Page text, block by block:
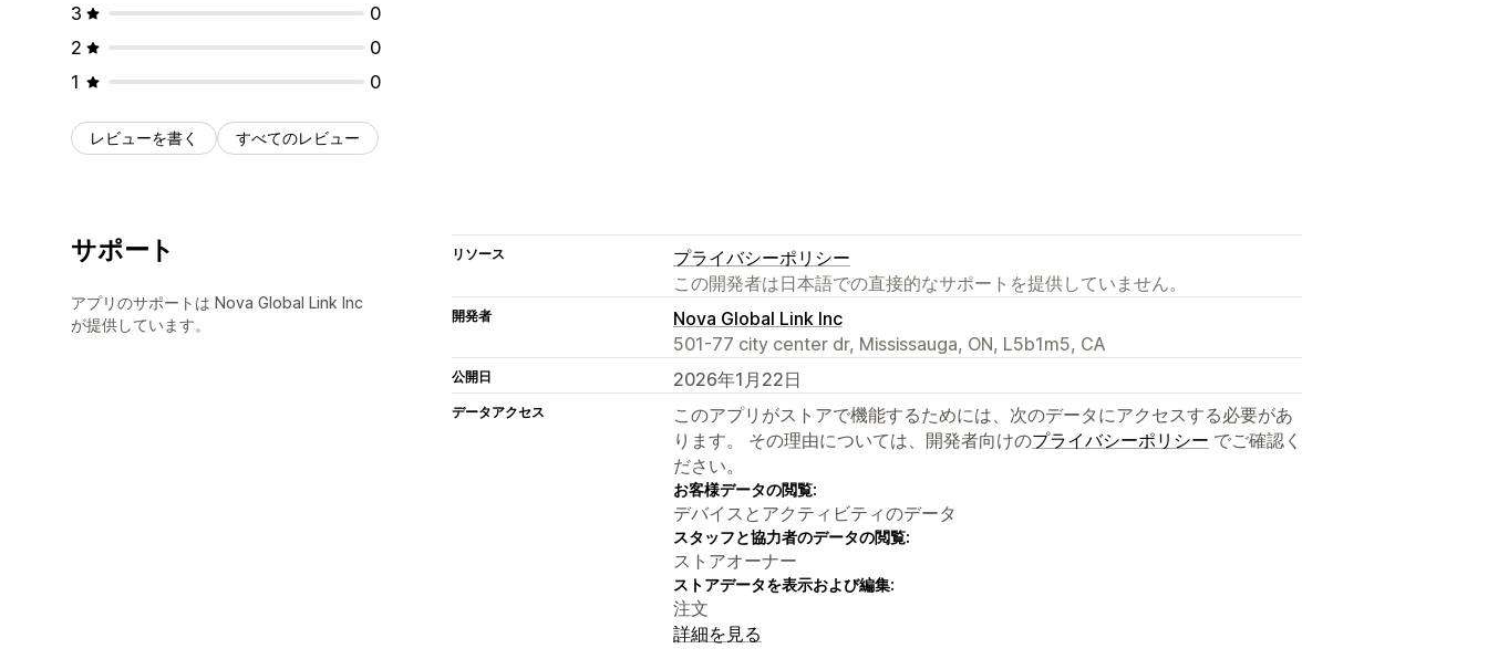
3
0
2
0
1
0
レビューを書く すべてのレビュー
サポート
アプリのサポートは Nova Global Link Inc
が提供しています。
リソース
プライバシーポリシー
この開発者は日本語での直接的なサポートを提供していません。
開発者
Nova Global Link Inc
501-77 city center dr, Mississauga, ON, L5b1m5, CA
公開日 2026年1月22日
データアクセス
このアプリがストアで機能するためには、次のデータにアクセスする必要があ
ります。 その理由については、開発者向けのプライバシーポリシー でご確認く
ださい。
お客様データの閲覧:
デバイスとアクティビティのデータ
スタッフと協力者のデータの閲覧:
ストアオーナー
ストアデータを表示および編集:
注文
詳細を見る